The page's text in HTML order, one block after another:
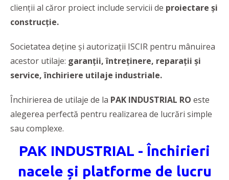
clienții al căror proiect include servicii de proiectare și
construcție.
Societatea deține și autorizații ISCIR pentru mânuirea
acestor utilaje: garanții, întreținere, reparații și
service, închiriere utilaje industriale.
Închirierea de utilaje de la PAK INDUSTRIAL RO este
alegerea perfectă pentru realizarea de lucrări simple
sau complexe.
PAK INDUSTRIAL - Închirieri
nacele și platforme de lucru